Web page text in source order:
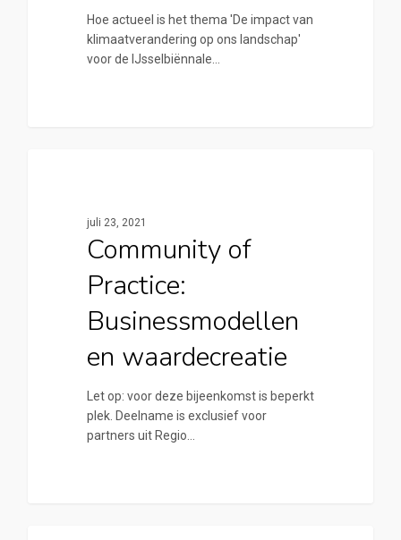
Hoe actueel is het thema 'De impact van
klimaatverandering op ons landschap'
voor de IJsselbiënnale…
juli 23, 2021
Community of
Practice:
Businessmodellen
en waardecreatie
Let op: voor deze bijeenkomst is beperkt
plek. Deelname is exclusief voor
partners uit Regio…